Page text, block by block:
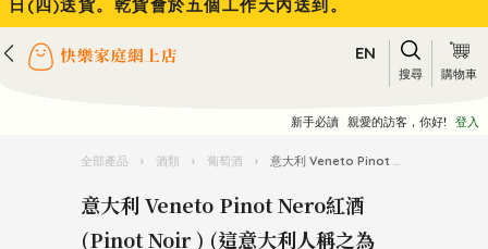
日(四)送貨。乾貨會於五個工作天內送到。
EN
搜尋 購物車
新手必讀 親愛的訪客，你好! 登入
全部產品 › 酒類 › 葡萄酒 › 意大利 Veneto Pinot Nero紅酒 (Pinot Noir ) (這意大利人稱之為Pinot Nero的Pinot Noir (意大利首席酒評人Luca Maroni評分為89分)(野莓、野草莓、肉桂、香料、香草的味道都可嚐到)
意大利 Veneto Pinot Nero紅酒
(Pinot Noir ) (這意大利人稱之為